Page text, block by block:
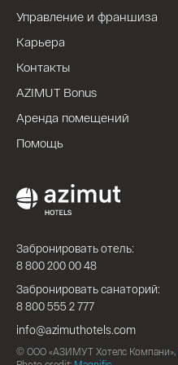
Управление и франшиза
Карьера
Контакты
AZIMUT Bonus
Аренда помещений
Помощь
Забронировать отель:
8 800 200 00 48
Забронировать санаторий:
8 800 555 2 777
info@azimuthotels.com
© ООО «АЗИМУТ Хотелс Компани»,